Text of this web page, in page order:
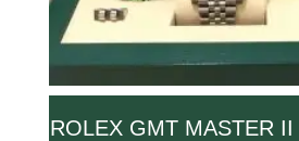
ROLEX GMT MASTER